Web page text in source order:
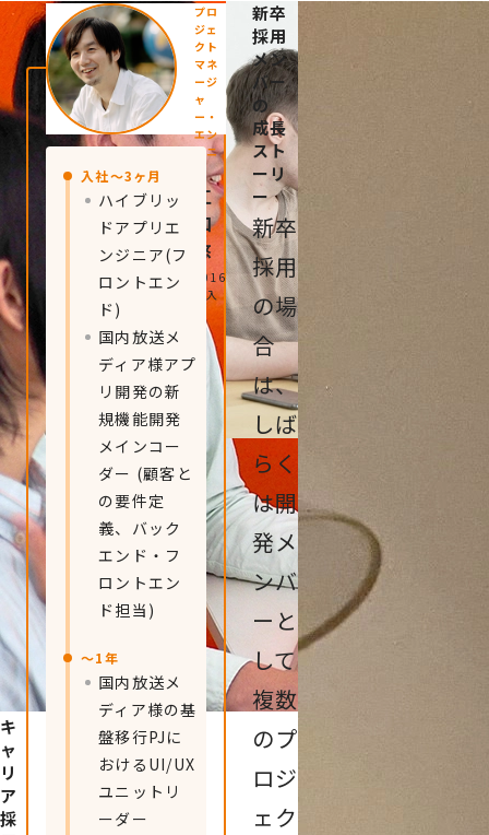
キ
ャ
リ
ア
採
プロ
ジェ
クト
マネ
ージ
ャ
ー・
エン
ジニ
江
口
悠
2016
年入
入社〜3ヶ月
ハイブリッ
ドアプリエ
ンジニア(フ
ロントエン
ド)
国内放送メ
ディア様アプ
リ開発の新
規機能開発
メインコー
ダー (顧客と
の要件定
義、バック
エンド・フ
ロントエン
ド担当)
〜1年
国内放送メ
ディア様の基
盤移行PJに
おけるUI/UX
ユニットリ
ーダー
新卒
採用
メン
バー
の
成長
スト
ーリ
ー
新卒
採用
の場
合
は、
しば
らく
は開
発メ
ンバ
ーと
して
複数
のプ
ロジ
ェク